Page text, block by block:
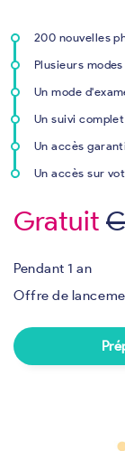
200 nouvelles
Plusieurs
Un mode
Un suivi
Un accès
Un accès sur
Gratuit
Pendant 1 an
Offre de